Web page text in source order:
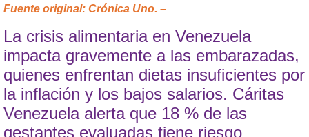
Fuente original: Crónica Uno. –
La crisis alimentaria en Venezuela
impacta gravemente a las embarazadas,
quienes enfrentan dietas insuficientes por
la inflación y los bajos salarios. Cáritas
Venezuela alerta que 18 % de las
gestantes evaluadas tiene riesgo